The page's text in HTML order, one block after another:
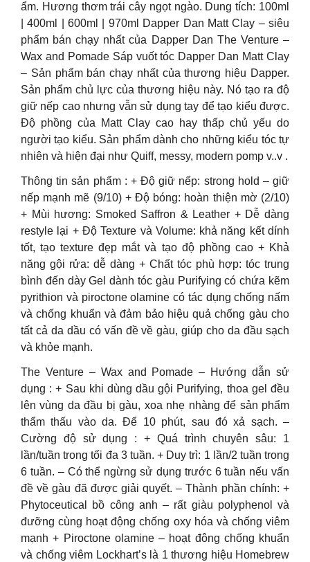
ẩm. Hương thơm trái cây ngọt ngào. Dung tích: 100ml
| 400ml | 600ml | 970ml Dapper Dan Matt Clay – siêu
phẩm bán chạy nhất của Dapper Dan The Venture –
Wax and Pomade Sáp vuốt tóc Dapper Dan Matt Clay
– Sản phẩm bán chạy nhất của thương hiệu Dapper.
Sản phẩm chủ lực của thương hiệu này. Nó tạo ra độ
giữ nếp cao nhưng vẫn sử dụng tay để tạo kiểu được.
Độ phồng của Matt Clay cao hay thấp chủ yếu do
người tạo kiểu. Sản phẩm dành cho những kiểu tóc tự
nhiên và hiện đại như Quiff, messy, modern pomp v..v .
Thông tin sản phẩm : + Độ giữ nếp: strong hold – giữ
nếp mạnh mẽ (9/10) + Độ bóng: hoàn thiện mờ (2/10)
+ Mùi hương: Smoked Saffron & Leather + Dễ dàng
restyle lại + Độ Texture và Volume: khả năng kết dính
tốt, tạo texture đẹp mắt và tạo độ phồng cao + Khả
năng gội rửa: dễ dàng + Chất tóc phù hợp: tóc trung
bình đến dày Gel dành tóc gàu Purifying có chứa kẽm
pyrithion và piroctone olamine có tác dụng chống nấm
và chống khuẩn và đảm bảo hiệu quả chống gàu cho
tất cả da dầu có vấn đề về gàu, giúp cho da đầu sạch
và khỏe mạnh.
The Venture – Wax and Pomade – Hướng dẫn sử
dụng : + Sau khi dùng dầu gội Purifying, thoa gel đều
lên vùng da đầu bị gàu, xoa nhẹ nhàng để sản phẩm
thẩm thấu vào da. Để 10 phút, sau đó xả sạch. –
Cường độ sử dụng : + Quá trình chuyên sâu: 1
lần/tuần trong tối đa 3 tuần. + Duy trì: 1 lần/2 tuần trong
6 tuần. – Có thể ngừng sử dụng trước 6 tuần nếu vấn
đề về gàu đã được giải quyết. – Thành phần chính: +
Phytoceutical bồ công anh – rất giàu polyphenol và
đưỡng cùng hoạt động chống oxy hóa và chống viêm
mạnh + Piroctone olamine – hoạt đông chống khuẩn
và chống viêm Lockhart’s là 1 thương hiệu Homebrew